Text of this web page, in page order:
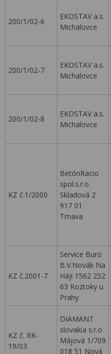
200/1/02-6
EKOSTAV a.s.
Michalovce
200/1/02-7
EKOSTAV a.s.
Michalovce
200/1/02-8
EKOSTAV a.s.
Michalovce
KZ č.1/2000
BetónRacio
spol.s.r.o.
Skladová 2
917 01
Trnava
KZ č.2001-7
Service Buro
B.V.Novák Na
Háji 1562 252
63 Roztoky u
Prahy
KZ č. RK-
19/03
DIAMANT
slovakia s.r.o
Májová 1/709
018 51 Nová